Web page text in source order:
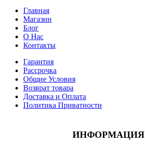
Главная
Магазин
Блог
О Нас
Контакты
Гарантия
Рассрочка
Общие Условия
Возврат товара
Доставка и Оплата
Политика Приватности
ИНФОРМАЦИЯ